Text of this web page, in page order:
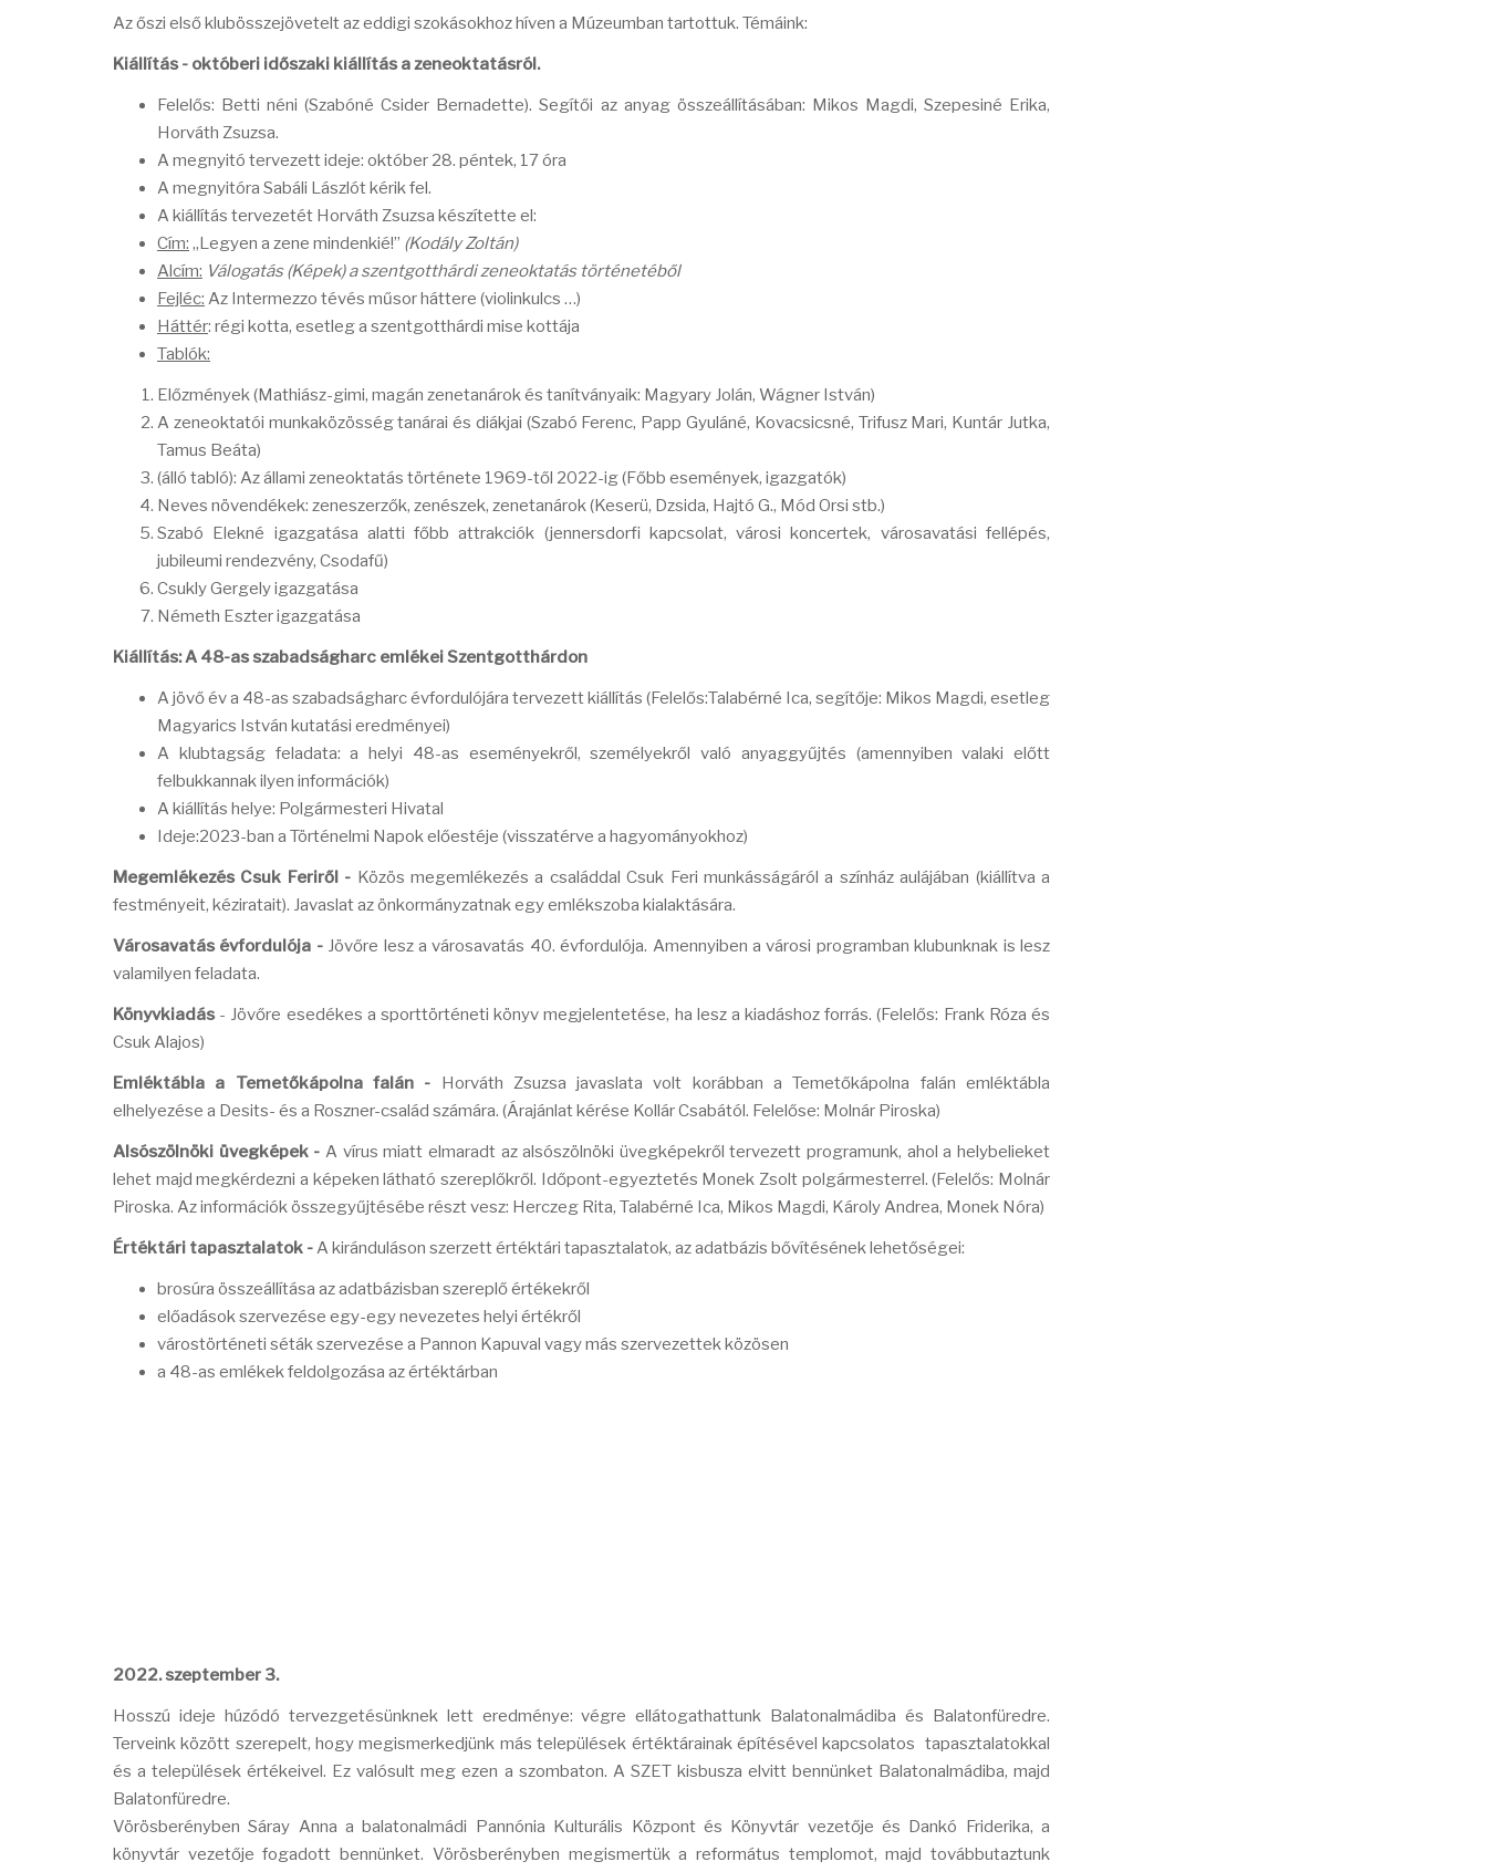
Az őszi első klubösszejövetelt az eddigi szokásokhoz híven a Múzeumban tartottuk. Témáink:
Kiállítás - októberi időszaki kiállítás a zeneoktatásról.
Felelős: Betti néni (Szabóné Csider Bernadette). Segítői az anyag összeállításában: Mikos Magdi, Szepesiné Erika,
Horváth Zsuzsa.
A megnyitó tervezett ideje: október 28. péntek, 17 óra
A megnyitóra Sabáli Lászlót kérik fel.
A kiállítás tervezetét Horváth Zsuzsa készítette el:
Cím: „Legyen a zene mindenkié!” (Kodály Zoltán)
Alcím: Válogatás (Képek) a szentgotthárdi zeneoktatás történetéből
Fejléc: Az Intermezzo tévés műsor háttere (violinkulcs …)
Háttér: régi kotta, esetleg a szentgotthárdi mise kottája
Tablók:
Előzmények (Mathiász-gimi, magán zenetanárok és tanítványaik: Magyary Jolán, Wágner István)
A zeneoktatói munkaközösség tanárai és diákjai (Szabó Ferenc, Papp Gyuláné, Kovacsicsné, Trifusz Mari, Kuntár Jutka,
Tamus Beáta)
(álló tabló): Az állami zeneoktatás története 1969-től 2022-ig (Főbb események, igazgatók)
Neves növendékek: zeneszerzők, zenészek, zenetanárok (Keserü, Dzsida, Hajtó G., Mód Orsi stb.)
Szabó Elekné igazgatása alatti főbb attrakciók (jennersdorfi kapcsolat, városi koncertek, városavatási fellépés,
jubileumi rendezvény, Csodafű)
Csukly Gergely igazgatása
Németh Eszter igazgatása
Kiállítás: A 48-as szabadságharc emlékei Szentgotthárdon
A jövő év a 48-as szabadságharc évfordulójára tervezett kiállítás (Felelős:Talabérné Ica, segítője: Mikos Magdi, esetleg
Magyarics István kutatási eredményei)
A klubtagság feladata: a helyi 48-as eseményekről, személyekről való anyaggyűjtés (amennyiben valaki előtt
felbukkannak ilyen információk)
A kiállítás helye: Polgármesteri Hivatal
Ideje:2023-ban a Történelmi Napok előestéje (visszatérve a hagyományokhoz)
Megemlékezés Csuk Feriről - Közös megemlékezés a családdal Csuk Feri munkásságáról a színház aulájában (kiállítva a
festményeit, kéziratait). Javaslat az önkormányzatnak egy emlékszoba kialaktására.
Városavatás évfordulója -Jövőre lesz a városavatás 40. évfordulója. Amennyiben a városi programban klubunknak is lesz
valamilyen feladata.
Könyvkiadás - Jövőre esedékes a sporttörténeti könyv megjelentetése, ha lesz a kiadáshoz forrás. (Felelős: Frank Róza és
Csuk Alajos)
Emléktábla a Temetőkápolna falán - Horváth Zsuzsa javaslata volt korábban a Temetőkápolna falán emléktábla
elhelyezése a Desits- és a Roszner-család számára. (Árajánlat kérése Kollár Csabától. Felelőse: Molnár Piroska)
Alsószölnöki üvegképek - A vírus miatt elmaradt az alsószölnöki üvegképekről tervezett programunk, ahol a helybelieket
lehet majd megkérdezni a képeken látható szereplőkről. Időpont-egyeztetés Monek Zsolt polgármesterrel. (Felelős: Molnár
Piroska. Az információk összegyűjtésébe részt vesz: Herczeg Rita, Talabérné Ica, Mikos Magdi, Károly Andrea, Monek Nóra)
Értéktári tapasztalatok -A kiránduláson szerzett értéktári tapasztalatok, az adatbázis bővítésének lehetőségei:
brosúra összeállítása az adatbázisban szereplő értékekről
előadások szervezése egy-egy nevezetes helyi értékről
várostörténeti séták szervezése a Pannon Kapuval vagy más szervezettek közösen
a 48-as emlékek feldolgozása az értéktárban
2022. szeptember 3.
Hosszú ideje húzódó tervezgetésünknek lett eredménye: végre ellátogathattunk Balatonalmádiba és Balatonfüredre.
Terveink között szerepelt, hogy megismerkedjünk más települések értéktárainak építésével kapcsolatos tapasztalatokkal
és a települések értékeivel. Ez valósult meg ezen a szombaton. A SZET kisbusza elvitt bennünket Balatonalmádiba, majd
Balatonfüredre.
Vörösberényben Sáray Anna a balatonalmádi Pannónia Kulturális Központ és Könyvtár vezetője és Dankó Friderika, a
könyvtár vezetője fogadott bennünket. Vörösberényben megismertük a református templomot, majd továbbutaztunk